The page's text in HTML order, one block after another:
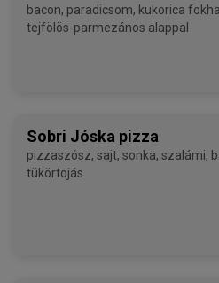
bacon, paradicsom, kukorica fokhagymás-
tejfölös-parmezános alappal
Sobri Jóska pizza
pizzaszósz, sajt, sonka, szalámi, bacon,
tükörtojás